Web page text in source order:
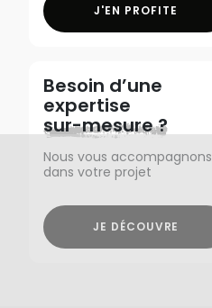
J'EN PROFITE
Besoin d’une
expertise
sur-mesure ?
Nous vous accompagnons
dans votre projet
JE DÉCOUVRE